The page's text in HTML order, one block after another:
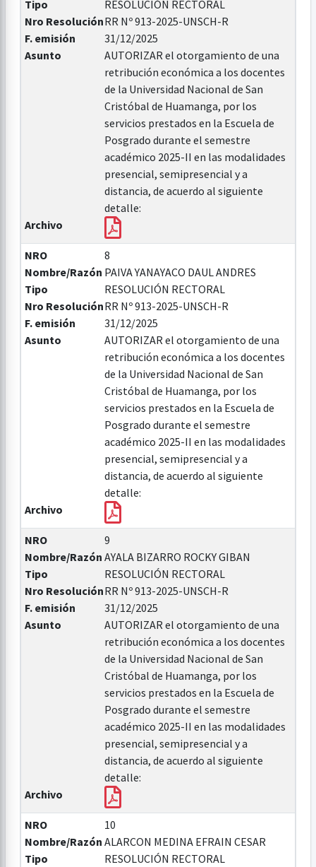
Tipo
RESOLUCIÓN RECTORAL
Nro ResoluciónRR Nº 913-2025-UNSCH-R
F. emisión
31/12/2025
Asunto
AUTORIZAR el otorgamiento de una
retribución económica a los docentes
de la Universidad Nacional de San
Cristóbal de Huamanga, por los
servicios prestados en la Escuela de
Posgrado durante el semestre
académico 2025-II en las modalidades
presencial, semipresencial y a
distancia, de acuerdo al siguiente
detalle:
Archivo
NRO
8
Nombre/Razón PAIVA YANAYACO DAUL ANDRES
Tipo
RESOLUCIÓN RECTORAL
Nro ResoluciónRR Nº 913-2025-UNSCH-R
F. emisión
31/12/2025
Asunto
AUTORIZAR el otorgamiento de una
retribución económica a los docentes
de la Universidad Nacional de San
Cristóbal de Huamanga, por los
servicios prestados en la Escuela de
Posgrado durante el semestre
académico 2025-II en las modalidades
presencial, semipresencial y a
distancia, de acuerdo al siguiente
detalle:
Archivo
NRO
9
Nombre/Razón AYALA BIZARRO ROCKY GIBAN
Tipo
RESOLUCIÓN RECTORAL
Nro ResoluciónRR Nº 913-2025-UNSCH-R
F. emisión
31/12/2025
Asunto
AUTORIZAR el otorgamiento de una
retribución económica a los docentes
de la Universidad Nacional de San
Cristóbal de Huamanga, por los
servicios prestados en la Escuela de
Posgrado durante el semestre
académico 2025-II en las modalidades
presencial, semipresencial y a
distancia, de acuerdo al siguiente
detalle:
Archivo
NRO
10
Nombre/Razón ALARCON MEDINA EFRAIN CESAR
Tipo
RESOLUCIÓN RECTORAL